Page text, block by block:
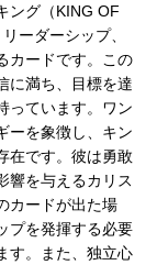
ング（KING OF
ーダーシップ、
カードです。この
に満ち、目標を達
っています。ワン
ーを象徴し、キン
在です。彼は勇敢
響を与えるカリス
カードが出た場
プを発揮する必要
す。また、独立心